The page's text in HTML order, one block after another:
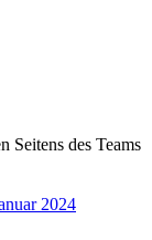
des Teams
2024